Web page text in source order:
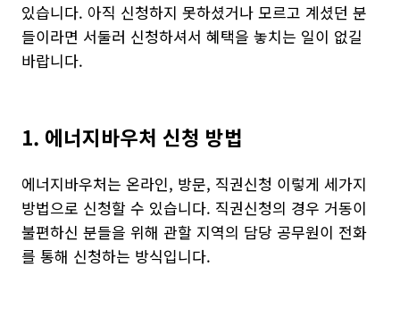
있습니다. 아직 신청하지 못하셨거나 모르고 계셨던 분
들이라면 서둘러 신청하셔서 혜택을 놓치는 일이 없길
바랍니다.
1. 에너지바우처 신청 방법
에너지바우처는 온라인, 방문, 직권신청 이렇게 세가지
방법으로 신청할 수 있습니다. 직권신청의 경우 거동이
불편하신 분들을 위해 관할 지역의 담당 공무원이 전화
를 통해 신청하는 방식입니다.